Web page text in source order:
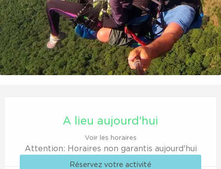
A lieu aujourd'hui
Voir les horaires
Attention: Horaires non garantis aujourd'hui
Réservez votre activité